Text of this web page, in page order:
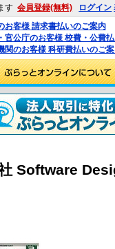
す 会員登録(無料) ログイン
お客様 請求書払いのご案内
官公庁のお客様 校費・公費
関のお客様 科研費払いのご
Software